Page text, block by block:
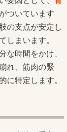
ついています
の支点が安定し
しまいます。
な時間をかけ、
れ、筋肉の緊
に特定します。